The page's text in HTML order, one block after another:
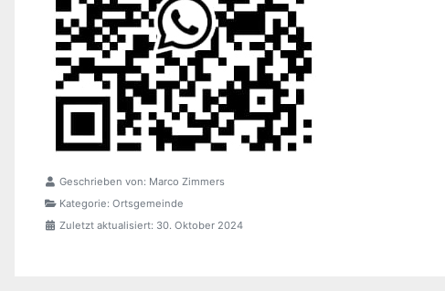
Geschrieben von: Marco Zimmers
Kategorie: Ortsgemeinde
Zuletzt aktualisiert: 30. Oktober 2024